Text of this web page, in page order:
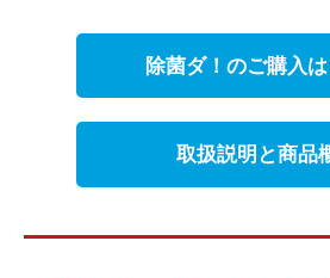
除菌ダ！のご購入
取扱説明と商品